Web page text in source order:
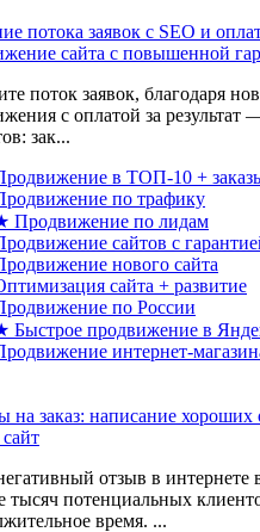
потока заявок с SEO и
сайта с повышенной
поток заявок, благодаря
с оплатой за результат
зак...
в ТОП-10 +
по трафику
Продвижение по лидам
сайтов с
нового сайта
сайта + развитие
по России
Быстрое продвижение в
интернет-
на заказ: написание хороших
отзыв в интернете
тысяч потенциальных
время. ...